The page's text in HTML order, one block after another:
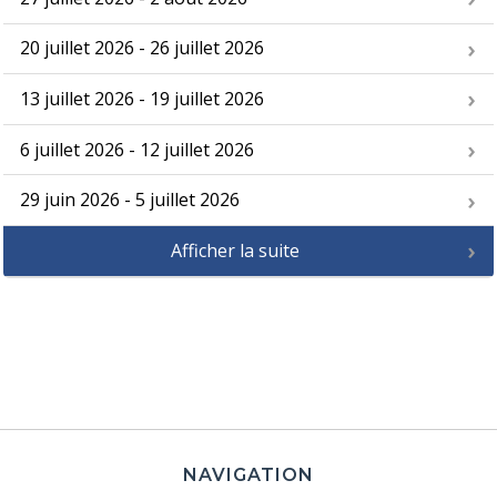
20 juillet 2026 - 26 juillet 2026
13 juillet 2026 - 19 juillet 2026
6 juillet 2026 - 12 juillet 2026
29 juin 2026 - 5 juillet 2026
Afficher la suite
NAVIGATION